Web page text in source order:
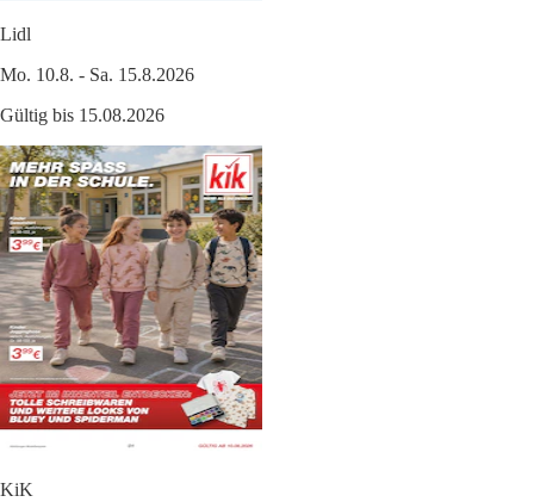
Lidl
Mo. 10.8. - Sa. 15.8.2026
Gültig bis 15.08.2026
KiK